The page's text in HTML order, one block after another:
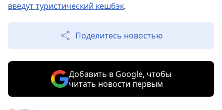
введут туристический кешбэк.
Поделитесь новостью
Добавить в Google, чтобы
читать новости первым